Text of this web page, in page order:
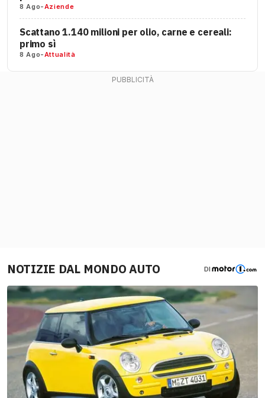
8 Ago-Aziende
Scattano 1.140 milioni per olio, carne e cereali:
primo sì
8 Ago-Attualità
NOTIZIE DAL MONDO AUTO DI